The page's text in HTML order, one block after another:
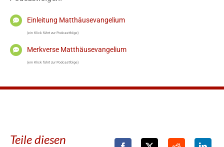
Einleitung Matthäusevangelium
(ein Klick führt zur Podcastfolge)
Merkverse Matthäusevangelium
(ein Klick führt zur Podcastfolge)
Teile diesen